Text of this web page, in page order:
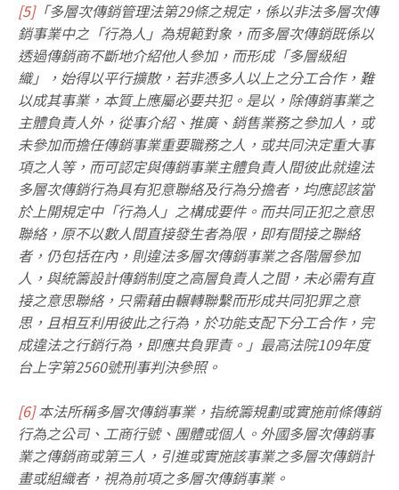
[5]「多層次傳銷管理法第29條之規定，係以非法多層次傳
銷事業中之「行為人」為規範對象，而多層次傳銷既係以
透過傳銷商不斷地介紹他人參加，而形成「多層級組
織」，始得以平行擴散，若非憑多人以上之分工合作，難
以成其事業，本質上應屬必要共犯。是以，除傳銷事業之
主體負責人外，從事介紹、推廣、銷售業務之參加人，或
未參加而擔任傳銷事業重要職務之人，或共同決定重大事
項之人等，而可認定與傳銷事業主體負責人間彼此就違法
多層次傳銷行為具有犯意聯絡及行為分擔者，均應認該當
於上開規定中「行為人」之構成要件。而共同正犯之意思
聯絡，原不以數人間直接發生者為限，即有間接之聯絡
者，仍包括在內，則違法多層次傳銷事業之各階層參加
人，與統籌設計傳銷制度之高層負責人之間，未必需有直
接之意思聯絡，只需藉由輾轉聯繫而形成共同犯罪之意
思，且相互利用彼此之行為，於功能支配下分工合作，完
成違法之行銷行為，即應共負罪責。」最高法院109年度
台上字第2560號刑事判決參照。
[6] 本法所稱多層次傳銷事業，指統籌規劃或實施前條傳銷
行為之公司、工商行號、團體或個人。外國多層次傳銷事
業之傳銷商或第三人，引進或實施該事業之多層次傳銷計
畫或組織者，視為前項之多層次傳銷事業。